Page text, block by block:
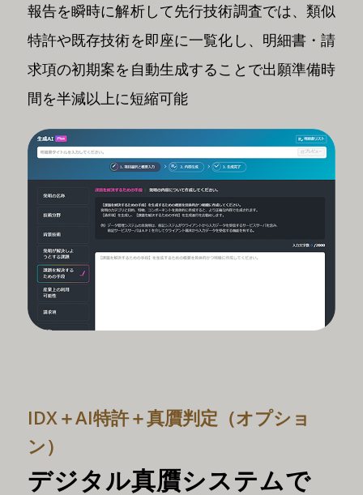
報告を瞬時に解析して先行技術調査では、類似
特許や既存技術を即座に一覧化し、明細書・請
求項の初期案を自動生成することで出願準備時
間を半減以上に短縮可能
IDX＋AI特許＋真贋判定（オプショ
ン）
デジタル真贋システムで